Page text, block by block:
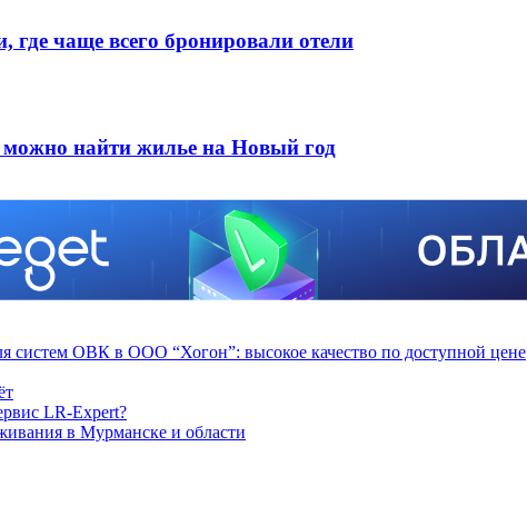
где чаще всего бронировали отели
можно найти жилье на Новый год
систем ОВК в ООО “Хогон”: высокое качество по доступной цене
LR-Expert?
в Мурманске и области